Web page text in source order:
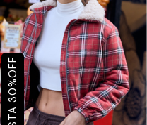
30
%
OFF